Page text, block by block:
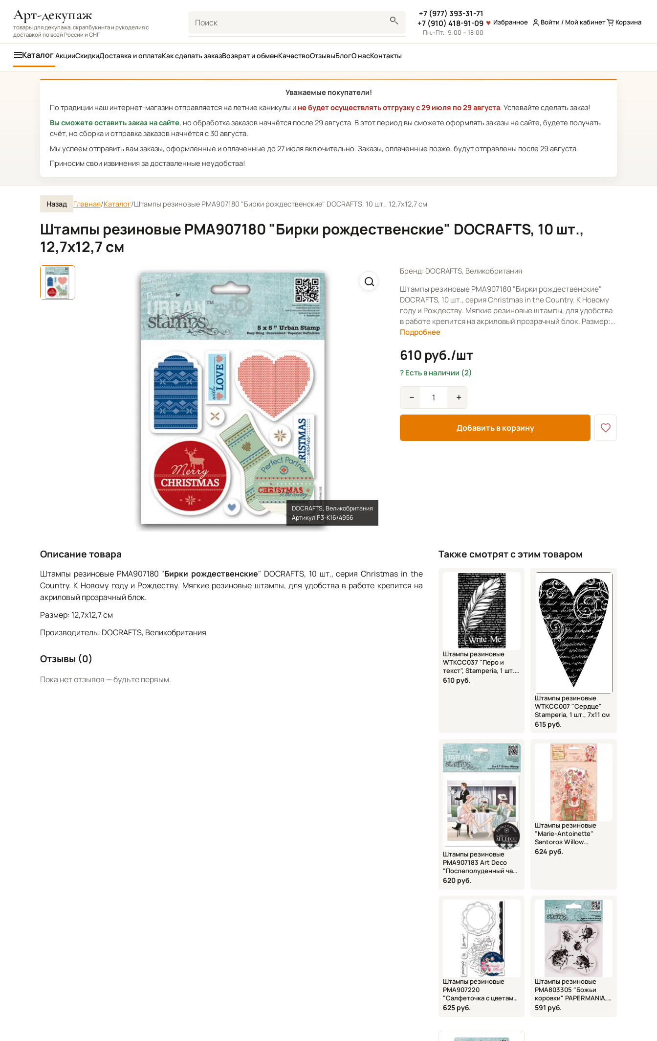
Арт-декупаж
товары для декупажа, скрапбукинга и рукоделия с
доставкой по всей России и СНГ
+7 (977) 393-31-71
+7 (910) 418-91-09
Пн.–Пт.: 9:00 – 18:00
Избранное Войти / Мой кабинет Корзина
КаталогАкцииСкидкиДоставка и оплатаКак сделать заказВозврат и обменКачествоОтзывыБлогО насКонтакты
Уважаемые покупатели!
По традиции наш интернет-магазин отправляется на летние каникулы и не будет осуществлять отгрузку с 29 июля по 29 августа. Успевайте сделать заказ!
Вы сможете оставить заказ на сайте, но обработка заказов начнётся после 29 августа. В этот период вы сможете оформлять заказы на сайте, будете получать
счёт, но сборка и отправка заказов начнётся с 30 августа.
Мы успеем отправить вам заказы, оформленные и оплаченные до 27 июля включительно. Заказы, оплаченные позже, будут отправлены после 29 августа.
Приносим свои извинения за доставленные неудобства!
Назад Главная/Каталог/Штампы резиновые PMA907180 "Бирки рождественские" DOCRAFTS, 10 шт., 12,7х12,7 см
Штампы резиновые PMA907180 "Бирки рождественские" DOCRAFTS, 10 шт.,
12,7х12,7 см
DOCRAFTS, Великобритания
Артикул Р3-К16/4956
Бренд: DOCRAFTS, Великобритания
Штампы резиновые PMA907180 "Бирки рождественские"
DOCRAFTS, 10 шт., серия Christmas in the Country. К Новому
году и Рождеству. Мягкие резиновые штампы, для удобства
в работе крепится на акриловый прозрачный блок. Размер:…
Подробнее
610 руб./шт
Есть в наличии (2)
− +
Добавить в корзину
Описание товара
Штампы резиновые PMA907180 "Бирки рождественские" DOCRAFTS, 10 шт., серия Christmas in the
Country. К Новому году и Рождеству. Мягкие резиновые штампы, для удобства в работе крепится на
акриловый прозрачный блок.
Размер: 12,7х12,7 см
Производитель: DOCRAFTS, Великобритания
Отзывы (0)
Пока нет отзывов — будьте первым.
Также смотрят с этим товаром
Штампы резиновые
WTKCC037 "Перо и
текст", Stamperia, 1 шт.,
7х11 см
610 руб.
Штампы резиновые
WTKCC007 "Сердце"
Stamperia, 1 шт., 7х11 см
615 руб.
Штампы резиновые
PMA907183 Art Deco
"Послеполуденный чай"
DOCRAFTS, 12,7х12,7 см
620 руб.
Штампы резиновые
"Marie-Antoinette"
Santoros Willow
DOCRAFTS, WIL907102, 7
шт., 12,5х16 см
624 руб.
Штампы резиновые
PMA907220
"Салфеточка с цветами"
DOCRAFTS, 6 шт., 9х14,5
625 руб.
Штампы резиновые
PMA803305 "Божьи
коровки" PAPERMANIA,
DOCRAFTS, 10,5х9,4 см
591 руб.